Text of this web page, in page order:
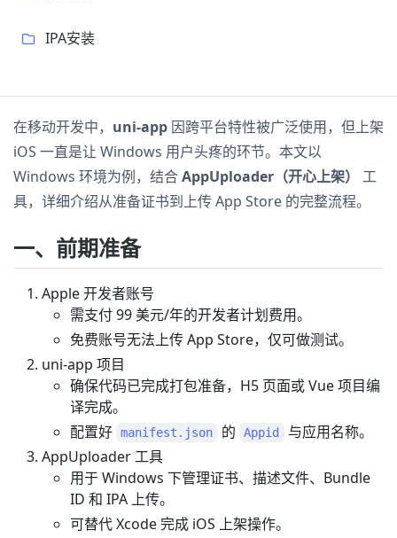
IPA安装
在移动开发中， uni-app 因跨平台特性被广泛使用，但上架
iOS 一直是让 Windows 用户头疼的环节。本文以
Windows 环境为例，结合AppUploader（开心上架）
工
具，详细介绍从准备证书到上传 App Store 的完整流程。
一、前期准备
Apple 开发者账号
需支付 99 美元/年的开发者计划费用。
免费账号无法上传 App Store，仅可做测试。
uni-app 项目
确保代码已完成打包准备，H5 页面或 Vue 项目编
译完成。
配置好 manifest.json 的 Appid
与应用名称。
AppUploader 工具
用于 Windows 下管理证书、描述文件、Bundle
ID 和 IPA 上传。
可替代 Xcode 完成 iOS 上架操作。